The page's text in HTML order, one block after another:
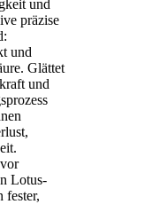
und
präzise
und
Glättet
und
Lotus-
fester,